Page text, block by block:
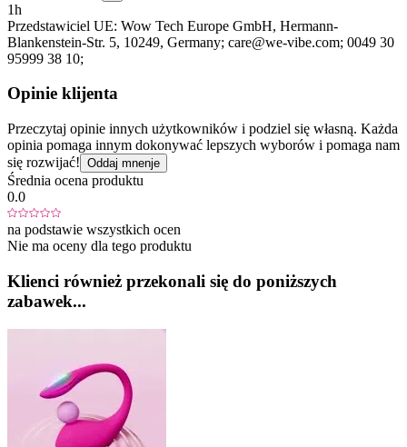
1h
Przedstawiciel UE: Wow Tech Europe GmbH, Hermann-
Blankenstein-Str. 5, 10249, Germany; care@we-vibe.com; 0049 30
95999 38 10;
Opinie klijenta
Przeczytaj opinie innych użytkowników i podziel się własną. Każda
opinia pomaga innym dokonywać lepszych wyborów i pomaga nam
się rozwijać! Oddaj mnenje
Średnia ocena produktu
0.0
na podstawie wszystkich ocen
Nie ma oceny dla tego produktu
Klienci również przekonali się do poniższych
zabawek...